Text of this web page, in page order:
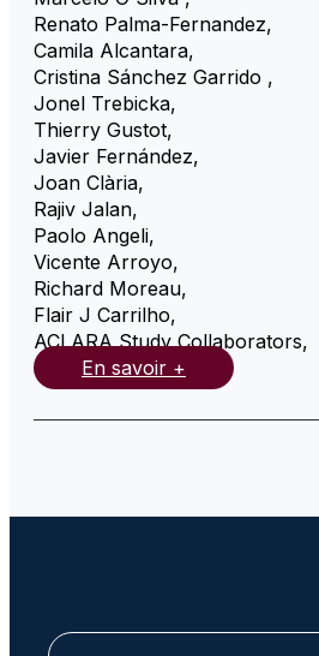
Renato Palma-Fernandez,
Camila Alcantara,
Cristina Sánchez Garrido ,
Jonel Trebicka,
Thierry Gustot,
Javier Fernández,
Joan Clària,
Rajiv Jalan,
Paolo Angeli,
Vicente Arroyo,
Richard Moreau,
Flair J Carrilho,
ACLARA Study Collaborators,
En savoir +